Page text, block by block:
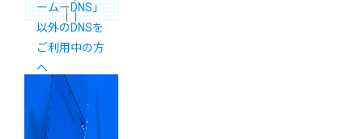
ームーDNS」
以外のDNSを
ご利用中の方
へ